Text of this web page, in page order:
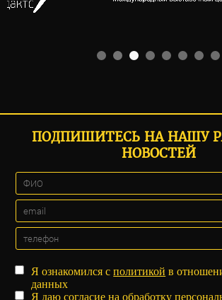
ПОДПИШИТЕСЬ НА НАШУ
НОВОСТЕЙ
Я ознакомился сполитикой в
данных
Я даюсогласие на обработку